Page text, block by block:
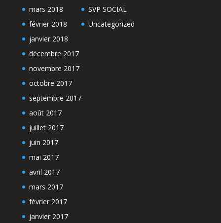
mars 2018
février 2018
janvier 2018
décembre 2017
novembre 2017
octobre 2017
septembre 2017
août 2017
juillet 2017
juin 2017
mai 2017
avril 2017
mars 2017
février 2017
janvier 2017
SVP SOCIAL
Uncategorized